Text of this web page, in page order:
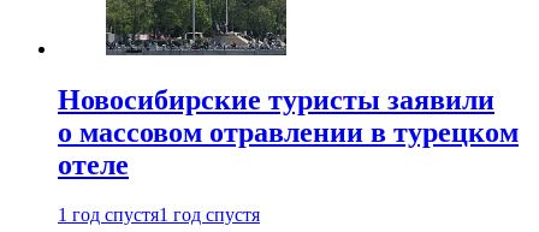
Новосибирские туристы заявили
о массовом отравлении в турецком
отеле
1 год спустя1 год спустя